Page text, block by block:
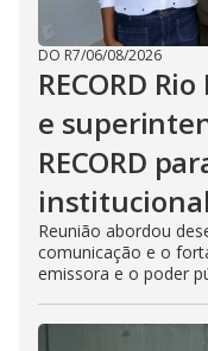
DO R7/06/08/2026
RECORD
e
RECORD
institucional
Reunião abordou
comunicação e o
emissora e o poder